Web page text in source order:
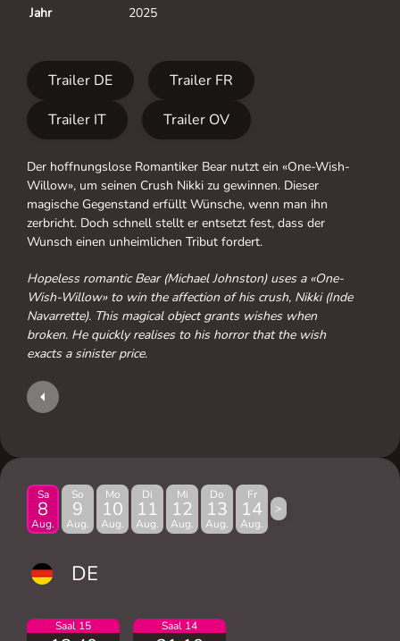
Jahr
2025
Trailer DE
Trailer FR
Trailer IT
Trailer OV
Der hoffnungslose Romantiker Bear nutzt ein «One-Wish-
Willow», um seinen Crush Nikki zu gewinnen. Dieser
magische Gegenstand erfüllt Wünsche, wenn man ihn
zerbricht. Doch schnell stellt er entsetzt fest, dass der
Wunsch einen unheimlichen Tribut fordert.
Hopeless romantic Bear (Michael Johnston) uses a «One-
Wish-Willow» to win the affection of his crush, Nikki (Inde
Navarrette). This magical object grants wishes when
broken. He quickly realises to his horror that the wish
exacts a sinister price.
Sa
8
Aug.
So
9
Aug.
Mo
10
Aug.
Di
11
Aug.
Mi
12
Aug.
Do
13
Aug.
Fr
14
Aug.
>
DE
Saal 15 Saal 14